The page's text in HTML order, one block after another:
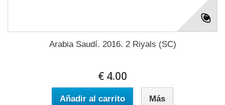
Arabia Saudí. 2016. 2 Riyals (SC)
€ 4.00
Añadir al carrito Más